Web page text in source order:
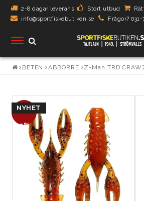
2-8 dagar leverans Stort utbud
info@sportfiskebutiken.se
Frågor? 031-
Toggle
navigation
BETEN ABBORRE Z-Man TRD
NYHET
- 5%